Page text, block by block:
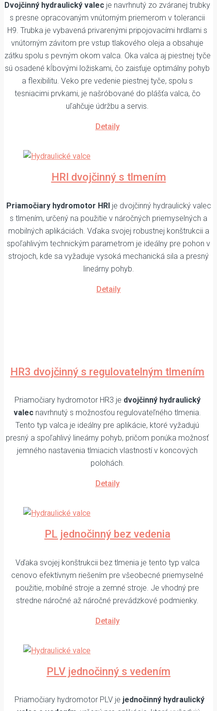
Dvojčinný hydraulický valec je navrhnutý zo zváranej trubky
s presne opracovaným vnútorným priemerom v tolerancii
H9. Trubka je vybavená privarenými pripojovacími hrdlami s
vnútorným závitom pre vstup tlakového oleja a obsahuje
zátku spolu s pevným okom valca. Oka valca aj piestnej tyče
sú osadené kĺbovými ložiskami, čo zaisťuje optimálny pohyb
a flexibilitu. Veko pre vedenie piestnej tyče, spolu s
tesniacimi prvkami, je našróbované do plášťa valca, čo
uľahčuje údržbu a servis.
Detaily
HRI dvojčinný s tlmením
Priamočiary hydromotor HRIje dvojčinný hydraulický valec
s tlmením, určený na použitie v náročných priemyselných a
mobilných aplikáciách. Vďaka svojej robustnej konštrukcii a
spoľahlivým technickým parametrom je ideálny pre pohon v
strojoch, kde sa vyžaduje vysoká mechanická sila a presný
lineárny pohyb.
Detaily
HR3 dvojčinný s regulovatelným tlmením
Priamočiary hydromotor HR3 je dvojčinný hydraulický
valec navrhnutý s možnosťou regulovateľného tlmenia.
Tento typ valca je ideálny pre aplikácie, ktoré vyžadujú
presný a spoľahlivý lineárny pohyb, pričom ponúka možnosť
jemného nastavenia tlmiacich vlastností v koncových
polohách.
Detaily
PL jednočinný bez vedenia
Vďaka svojej konštrukcii bez tlmenia je tento typ valca
cenovo efektívnym riešením pre všeobecné priemyselné
použitie, mobilné stroje a zemné stroje. Je vhodný pre
stredne náročné až náročné prevádzkové podmienky.
Detaily
PLV jednočinný s vedením
Priamočiary hydromotor PLV je jednočinný hydraulický